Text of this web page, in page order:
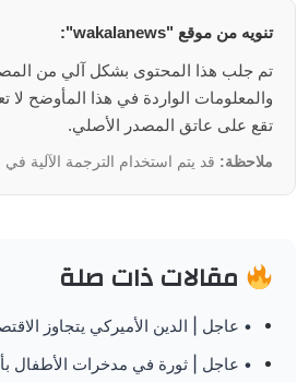
تنويه من موقع "wakalanews":
تم جلب هذا المحتوى بشكل آلي من
تقع على عاتق المصدر الأصلي.
ملاحظة: قد يتم استخدام الترجمة الآلية
مقالات ذات صلة
• عاجل | الدين الأميركي يتجاوز